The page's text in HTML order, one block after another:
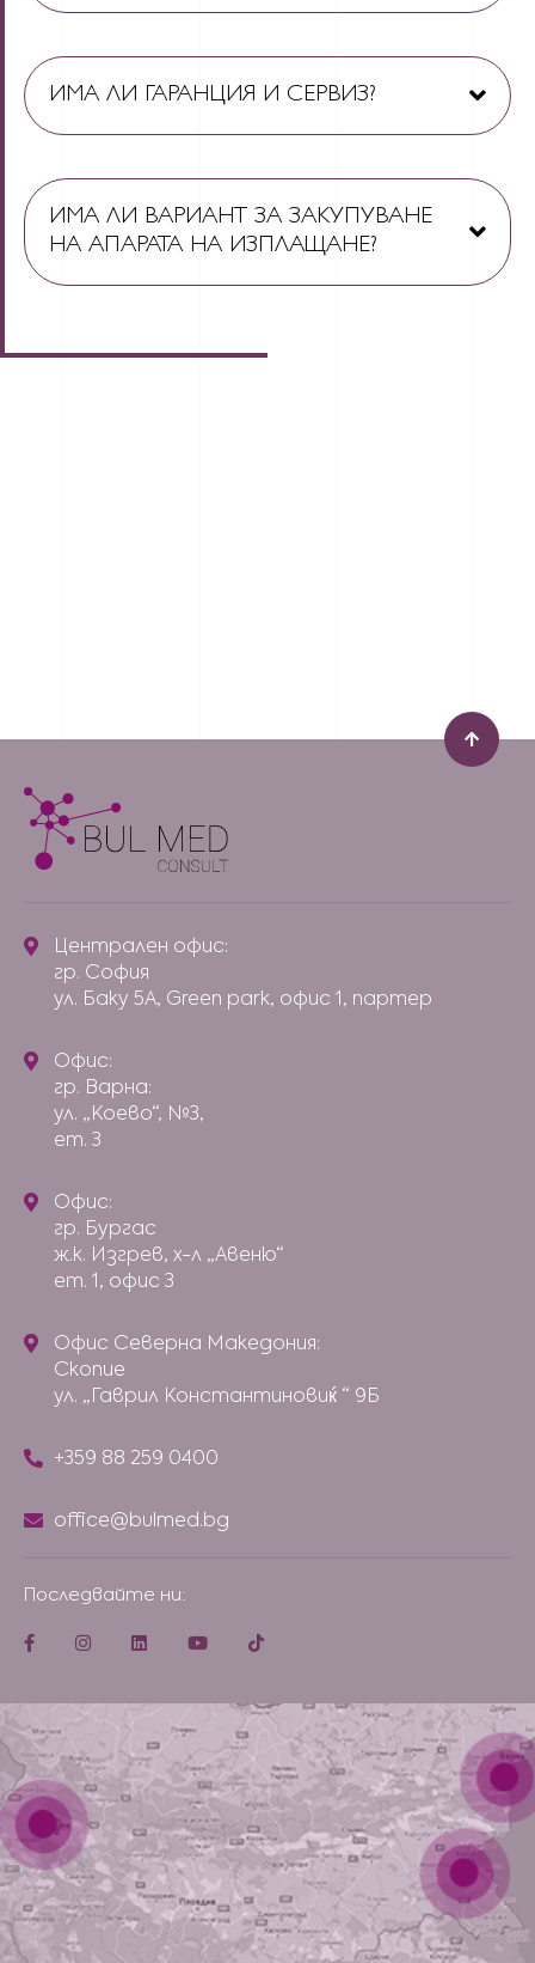
ИМА ЛИ ГАРАНЦИЯ И СЕРВИЗ?
ИМА ЛИ ВАРИАНТ ЗА ЗАКУПУВАНЕ
НА АПАРАТА НА ИЗПЛАЩАНЕ?
Централен офис:
гр. София
ул. Баку 5А, Green park, офис 1, партер
Офис:
гр. Варна:
ул. „Коево“, №3,
ет. 3
Офис:
гр. Бургас
ж.к. Изгрев, х-л „Авеню“
ет. 1, офис 3
Офис Северна Македония:
Скопие
ул. „Гаврил Константиновиќ “ 9Б
+359 88 259 0400
office@bulmed.bg
Последвайте ни: